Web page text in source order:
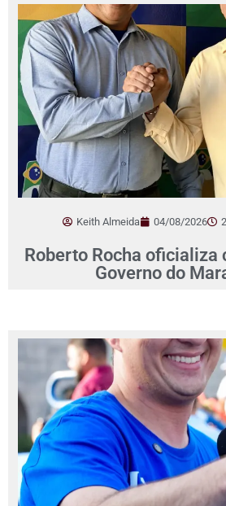
Keith Almeida 04/08/2026
Roberto Rocha oficializa
Governo do